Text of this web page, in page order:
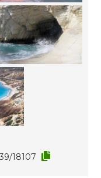
18107